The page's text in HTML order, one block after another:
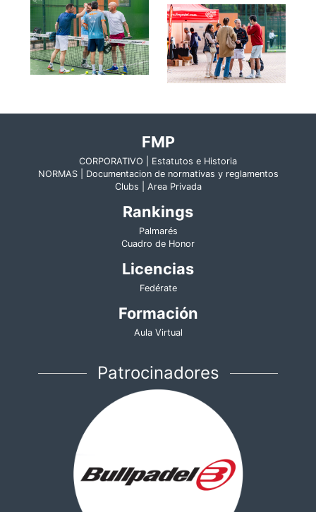
FMP
CORPORATIVO | Estatutos e Historia
NORMAS | Documentacion de normativas y reglamentos
Clubs | Area Privada
Rankings
Palmarés
Cuadro de Honor
Licencias
Fedérate
Formación
Aula Virtual
Patrocinadores